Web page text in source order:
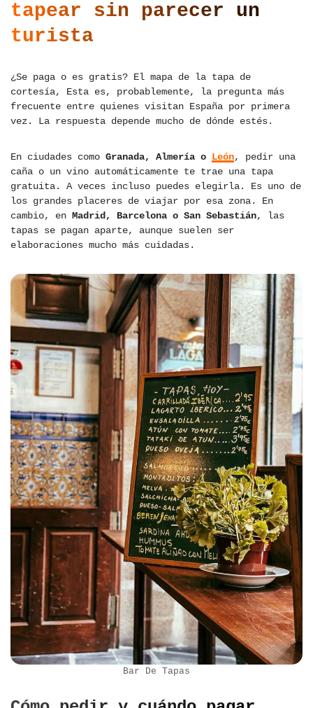
tapear sin parecer un
turista
¿Se paga o es gratis? El mapa de la tapa de
cortesía, Esta es, probablemente, la pregunta más
frecuente entre quienes visitan España por primera
vez. La respuesta depende mucho de dónde estés.
En ciudades como Granada, Almería o León, pedir una
caña o un vino automáticamente te trae una tapa
gratuita. A veces incluso puedes elegirla. Es uno de
los grandes placeres de viajar por esa zona. En
cambio, en Madrid, Barcelona o San Sebastián, las
tapas se pagan aparte, aunque suelen ser
elaboraciones mucho más cuidadas.
Bar De Tapas